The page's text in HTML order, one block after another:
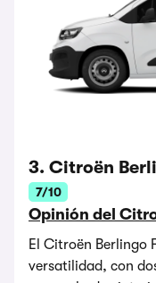
3. Citroën
7/10
Opinión del
El Citroën Berlingo
versatilidad, con